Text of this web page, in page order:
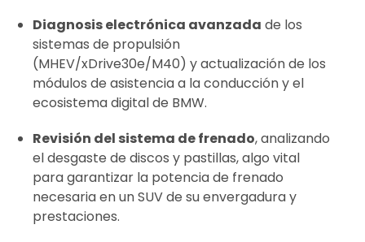
Diagnosis electrónica avanzada de los
sistemas de propulsión
(MHEV/xDrive30e/M40) y actualización de los
módulos de asistencia a la conducción y el
ecosistema digital de BMW.
Revisión del sistema de frenado, analizando
el desgaste de discos y pastillas, algo vital
para garantizar la potencia de frenado
necesaria en un SUV de su envergadura y
prestaciones.